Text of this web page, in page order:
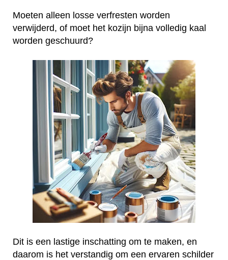
Moeten alleen losse verfresten worden
verwijderd, of moet het kozijn bijna volledig kaal
worden geschuurd?
Dit is een lastige inschatting om te maken, en
daarom is het verstandig om een ervaren schilder